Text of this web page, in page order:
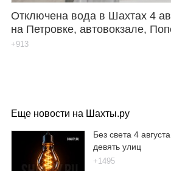
Отключена вода в Шахтах 4
на Петровке, автовокзале,
+913
Еще новости на Шахты.ру
Без света 4
девять улиц
+1495